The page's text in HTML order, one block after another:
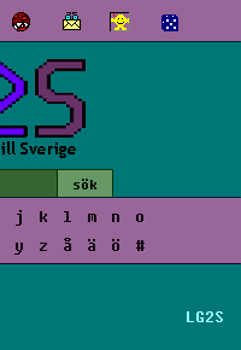
j k l m n
o
y z å ä ö #
LG2S